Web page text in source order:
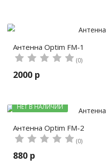
Антенна Optim FM-1
(0)
2000 р
НЕТ В НАЛИЧИИ
Антенна Optim FM-2
(0)
880 р